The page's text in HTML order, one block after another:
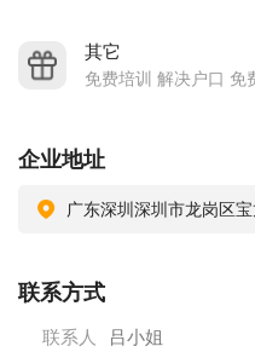
做到保护优先、预防为主、
积极配合相关部门监管，自
施
让客户满意是公司的服务宗旨
公司因为有您的加入而感到
其它
免费培训 解决户口 免
企业地址
联系方式
联系人
吕小姐